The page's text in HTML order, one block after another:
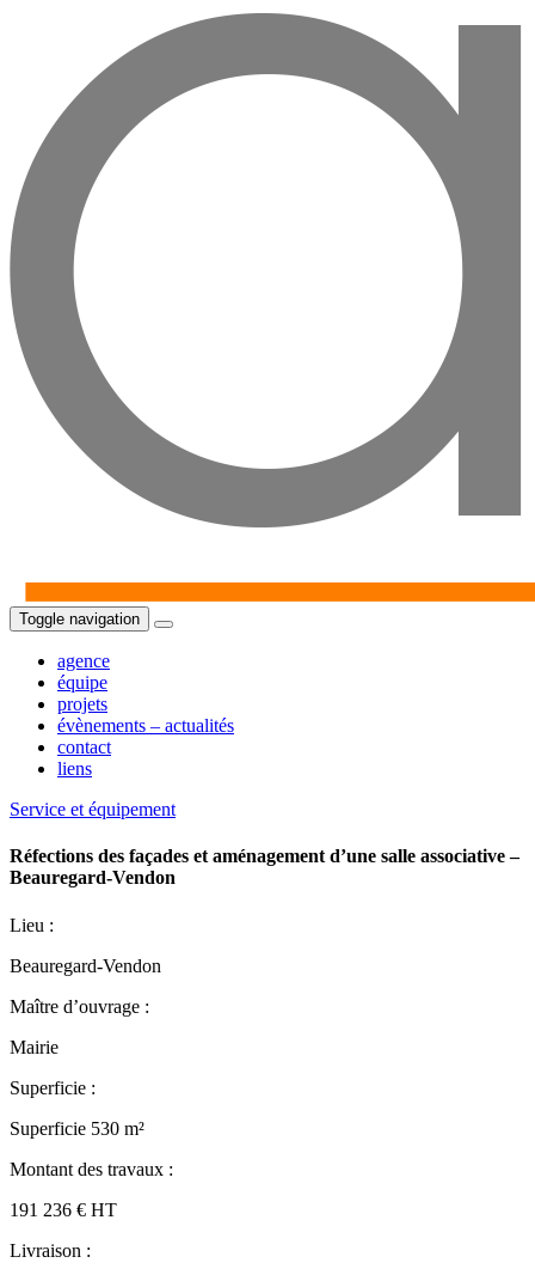
Toggle navigation
agence
équipe
projets
évènements – actualités
contact
liens
Service et équipement
Réfections des façades et aménagement d’une salle associative –
Beauregard-Vendon
Lieu :
Beauregard-Vendon
Maître d’ouvrage :
Mairie
Superficie :
Superficie 530 m²
Montant des travaux :
191 236 € HT
Livraison :